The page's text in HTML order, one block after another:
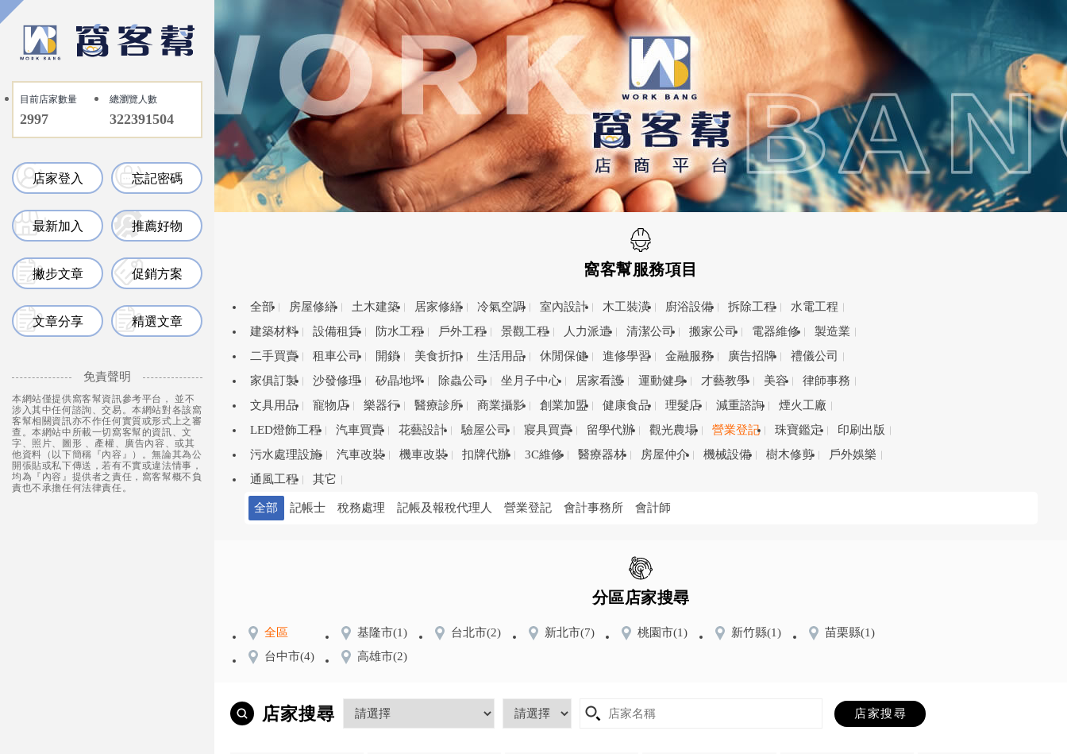
目前店家數量
2997
總瀏覽人數
322391504
店家登入 忘記密碼
最新加入 推薦好物
撇步文章 促銷方案
文章分享 精選文章
免責聲明
本網站僅提供窩客幫資訊參考平台， 並不
涉入其中任何諮詢、交易。本網站對各該窩
客幫相關資訊亦不作任何實質或形式上之審
查。本網站中所載一切窩客幫的資訊、文
字、照片、圖形 、產權、廣告內容、或其
他資料（以下簡稱『內容』）。無論其為公
開張貼或私下傳送，若有不實或違法情事，
均為『內容』提供者之責任，窩客幫概不負
責也不承擔任何法律責任。
窩客幫服務項目
全部 房屋修繕 土木建築 居家修繕 冷氣空調 室內設計 木工裝潢 廚浴設備 拆除工程
水電工程
建築材料
設備租賃 防水工程 戶外工程 景觀工程 人力派遣 清潔公司 搬家公司 電器維修
製造業
二手買賣
租車公司 開鎖 美食折扣 生活用品 休閒保健 進修學習 金融服務 廣告招牌
禮儀公司
家俱訂製
沙發修理 矽晶地坪 除蟲公司 坐月子中心 居家看護 運動健身 才藝教學 美容
律師事務
文具用品
寵物店 樂器行 醫療診所 商業攝影 創業加盟 健康食品 理髮店 減重諮詢
煙火工廠
LED燈飾工程
汽車買賣 花藝設計 驗屋公司 寢具買賣 留學代辦 觀光農場 營業登記 珠寶鑑定
印刷出版
污水處理設施
汽車改裝 機車改裝 扣牌代辦 3C維修 醫療器材 房屋仲介 機械設備 樹木修剪
戶外娛樂
通風工程
其它
全部 記帳士 稅務處理 記帳及報稅代理人 營業登記 會計事務所 會計師
分區店家搜尋
全區 基隆市(1) 台北市(2) 新北市(7) 桃園市(1) 新竹縣(1) 苗栗縣(1)
台中市(4) 高雄市(2)
店家搜尋